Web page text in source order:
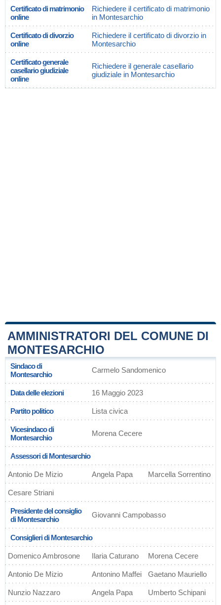
Certificato di matrimonio
online
Richiedere il certificato di matrimonio
in Montesarchio
Certificato di divorzio
online
Richiedere il certificato di divorzio in
Montesarchio
Certificato generale
casellario giudiziale
online
Richiedere il generale casellario
giudiziale in Montesarchio
AMMINISTRATORI DEL COMUNE DI
MONTESARCHIO
Sindaco di
Montesarchio
Carmelo Sandomenico
Data delle elezioni 16 Maggio 2023
Partito politico Lista civica
Vicesindaco di
Montesarchio
Morena Cecere
Assessori di Montesarchio
Antonio De Mizio Angela Papa Marcella Sorrentino
Cesare Striani
Presidente del consiglio
di Montesarchio
Giovanni Campobasso
Consiglieri di Montesarchio
Domenico Ambrosone Ilaria Caturano Morena Cecere
Antonio De Mizio Antonino Maffei Gaetano Mauriello
Nunzio Nazzaro Angela Papa Umberto Schipani